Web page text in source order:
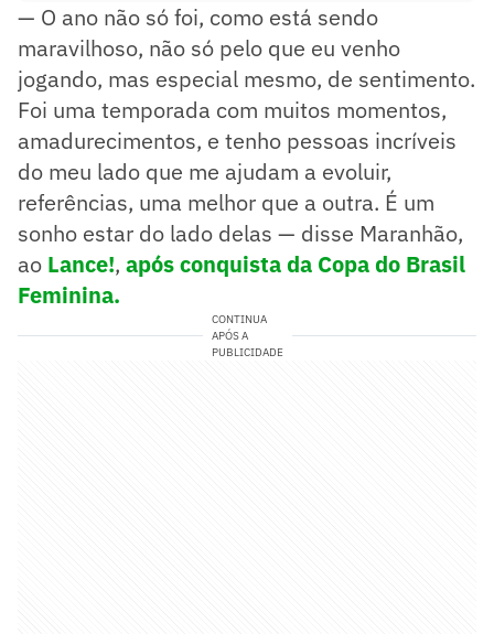
— O ano não só foi, como está sendo
maravilhoso, não só pelo que eu venho
jogando, mas especial mesmo, de sentimento.
Foi uma temporada com muitos momentos,
amadurecimentos, e tenho pessoas incríveis
do meu lado que me ajudam a evoluir,
referências, uma melhor que a outra. É um
sonho estar do lado delas — disse Maranhão,
ao Lance!, após conquista da Copa do Brasil
Feminina.
CONTINUA
APÓS A
PUBLICIDADE